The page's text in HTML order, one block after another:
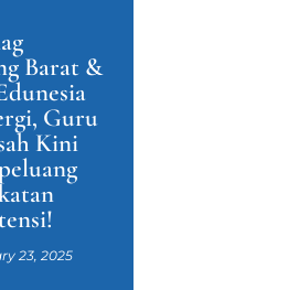
Barat &
Guru
Kini
23, 2025